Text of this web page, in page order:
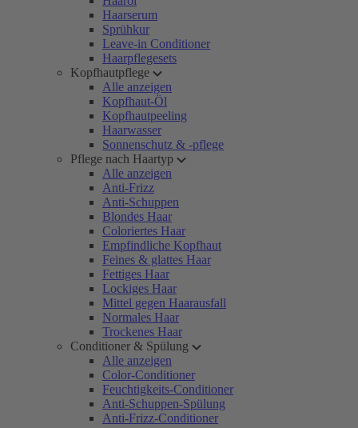
Haarserum
Sprühkur
Leave-in Conditioner
Haarpflegesets
Kopfhautpflege
Alle anzeigen
Kopfhaut-Öl
Kopfhautpeeling
Haarwasser
Sonnenschutz & -pflege
Pflege nach Haartyp
Alle anzeigen
Anti-Frizz
Anti-Schuppen
Blondes Haar
Coloriertes Haar
Empfindliche Kopfhaut
Feines & glattes Haar
Fettiges Haar
Lockiges Haar
Mittel gegen Haarausfall
Normales Haar
Trockenes Haar
Conditioner & Spülung
Alle anzeigen
Color-Conditioner
Feuchtigkeits-Conditioner
Anti-Schuppen-Spülung
Anti-Frizz-Conditioner